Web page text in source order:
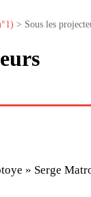
> Sous les
» Serge